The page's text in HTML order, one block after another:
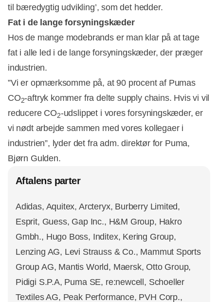
til bæredygtig udvikling’, som det hedder.
Fat i de lange forsyningskæder
Hos de mange modebrands er man klar på at tage
fat i alle led i de lange forsyningskæder, der præger
industrien.
”Vi er opmærksomme på, at 90 procent af Pumas
CO2-aftryk kommer fra delte supply chains. Hvis vi vil
reducere CO2-udslippet i vores forsyningskæder, er
vi nødt arbejde sammen med vores kollegaer i
industrien”, lyder det fra adm. direktør for Puma,
Bjørn Gulden.
Aftalens parter
Adidas, Aquitex, Arcteryx, Burberry Limited,
Esprit, Guess, Gap Inc., H&M Group, Hakro
Gmbh., Hugo Boss, Inditex, Kering Group,
Lenzing AG, Levi Strauss & Co., Mammut Sports
Group AG, Mantis World, Maersk, Otto Group,
Pidigi S.P.A, Puma SE, re:newcell, Schoeller
Textiles AG, Peak Performance, PVH Corp.,